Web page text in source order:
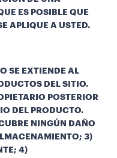
ES POSIBLE QUE
APLIQUE A USTED.
SE EXTIENDE AL
DEL SITIO.
POSTERIOR
DEL PRODUCTO.
NINGÚN DAÑO
3)
4)